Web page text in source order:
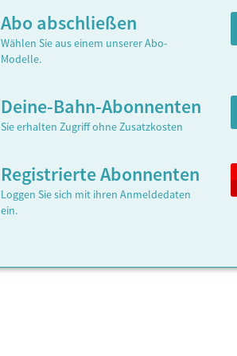
Abo abschließen
Wählen Sie aus einem unserer Abo-
Modelle.
Deine-Bahn-Abonnenten
Sie erhalten Zugriff ohne Zusatzkosten
Registrierte Abonnenten
Loggen Sie sich mit ihren Anmeldedaten
ein.